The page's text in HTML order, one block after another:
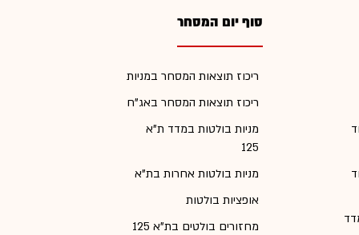
סוף יום המסחר
ריכוז תוצאות המסחר במניות
ריכוז תוצאות המסחר באג"ח
מניות בולטות במדד ת"א
125
מניות בולטות אחרות בת"א
אופציות בולטות
מחזורים בולטים בת"א 125